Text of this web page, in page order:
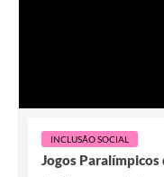
INCLUSÃO SOCIAL
Jogos Paralímpicos